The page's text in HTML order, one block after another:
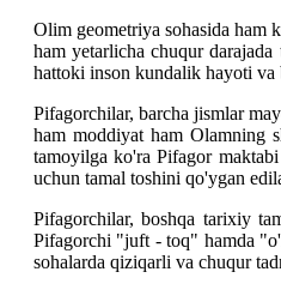
Olim geometriya sohasida ham
ham yetarlicha chuqur
hattoki inson kundalik hayoti
Pifagorchilar, barcha jismlar
ham moddiyat ham Olamning
tamoyilga ko'ra Pifagor
uchun tamal toshini qo'ygan
Pifagorchilar, boshqa tarixiy
Pifagorchi "juft - toq" hamda
sohalarda qiziqarli va chuqur